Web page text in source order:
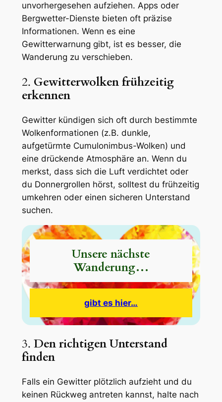
unvorhergesehen aufziehen. Apps oder
Bergwetter-Dienste bieten oft präzise
Informationen. Wenn es eine
Gewitterwarnung gibt, ist es besser, die
Wanderung zu verschieben.
2. Gewitterwolken frühzeitig
erkennen
Gewitter kündigen sich oft durch bestimmte
Wolkenformationen (z.B. dunkle,
aufgetürmte Cumulonimbus-Wolken) und
eine drückende Atmosphäre an. Wenn du
merkst, dass sich die Luft verdichtet oder
du Donnergrollen hörst, solltest du frühzeitig
umkehren oder einen sicheren Unterstand
suchen.
Unsere nächste
Wanderung…
gibt es hier…
3. Den richtigen Unterstand
finden
Falls ein Gewitter plötzlich aufzieht und du
keinen Rückweg antreten kannst, halte nach